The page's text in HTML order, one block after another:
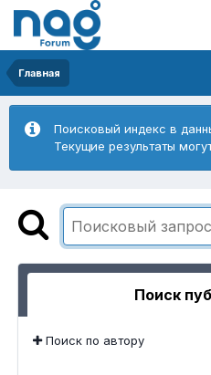
Главная
Поисковый индекс в
Текущие результаты
Поиск
Поиск по автору